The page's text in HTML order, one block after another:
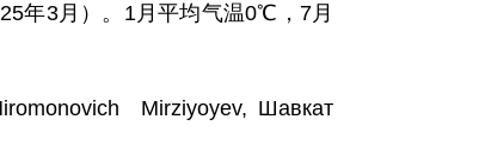
年3月）。1月平均气温0℃，7月
Mirziyoyev, Шавкат